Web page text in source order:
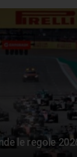
le regole